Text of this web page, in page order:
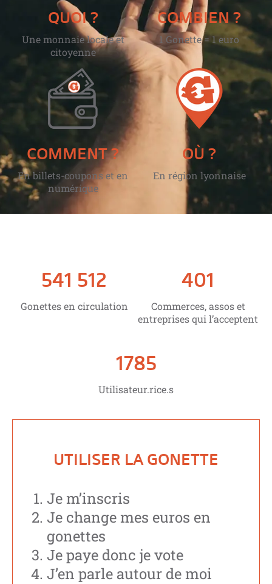
QUOI ?
Une monnaie locale et
citoyenne
COMBIEN ?
1 Gonette = 1 euro
COMMENT ?
En billets-coupons et en
numérique
OÙ ?
En région lyonnaise
541 512
Gonettes en circulation
401
Commerces, assos et
entreprises qui l’acceptent
1785
Utilisateur.rice.s
UTILISER LA GONETTE
Je m’inscris
Je change mes euros en
gonettes
Je paye donc je vote
J’en parle autour de moi